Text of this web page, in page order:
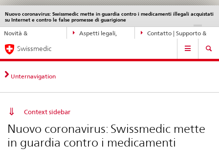
Navigazione
diretta:
novità,
aspetti
legali,
contatto
Novità &
Aspetti legali,
Contatto | Supporto &
Nuovo coronavirus: Swissmedic mette in guardia contro i medicamenti illegali acquistati
su Internet e contro le false promesse di guarigione
DE IT
Service
navigation
Navigation
Swissmedic
Unternavigation
Context sidebar
Nuovo coronavirus: Swissmedic mette
in guardia contro i medicamenti